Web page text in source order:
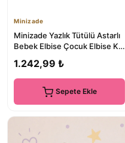
Minizade
Minizade Yazlık Tütülü Astarlı
Bebek Elbise Çocuk Elbise Kız
1.242,99 ₺
Sepete Ekle